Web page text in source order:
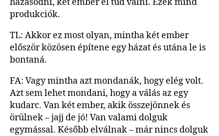
produkciók.
TL: Akkor ez most olyan, mintha két ember
először közösen építene egy házat és utána le is
bontaná.
FA: Vagy mintha azt mondanák, hogy elég volt.
Azt sem lehet mondani, hogy a válás az egy
kudarc. Van két ember, akik összejönnek és
örülnek – jajj de jó! Van valami dolguk
egymással. Később elválnak – már nincs dolguk